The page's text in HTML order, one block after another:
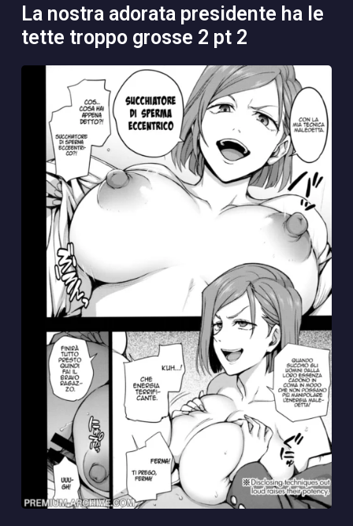
la nostra adorata presidente ha le
tette troppo grosse 2 pt 2